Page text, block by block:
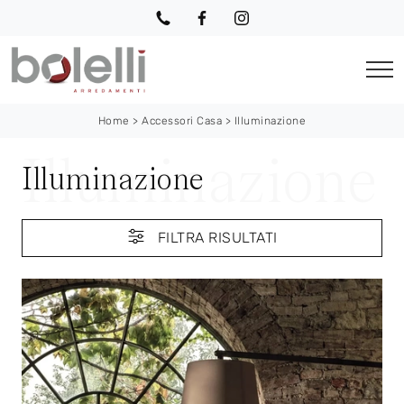
Home >Accessori Casa > Illuminazione
Illuminazione
FILTRA RISULTATI